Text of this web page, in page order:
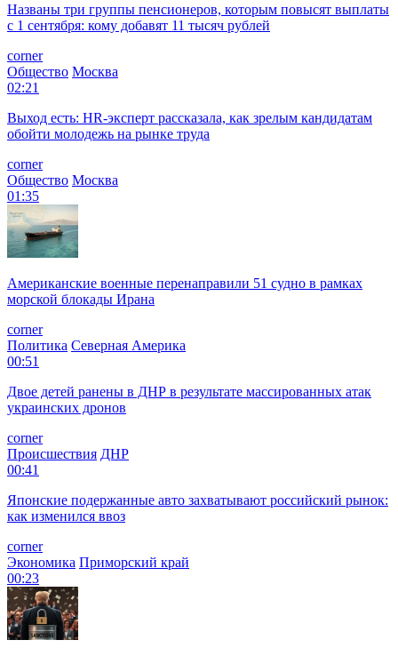
Названы три группы пенсионеров, которым повысят выплаты
с 1 сентября: кому добавят 11 тысяч рублей
corner
Общество Москва
02:21
Выход есть: HR-эксперт рассказала, как зрелым кандидатам
обойти молодежь на рынке труда
corner
Общество Москва
01:35
Американские военные перенаправили 51 судно в рамках
морской блокады Ирана
corner
Политика Северная Америка
00:51
Двое детей ранены в ДНР в результате массированных атак
украинских дронов
corner
Происшествия ДНР
00:41
Японские подержанные авто захватывают российский рынок:
как изменился ввоз
corner
Экономика Приморский край
00:23